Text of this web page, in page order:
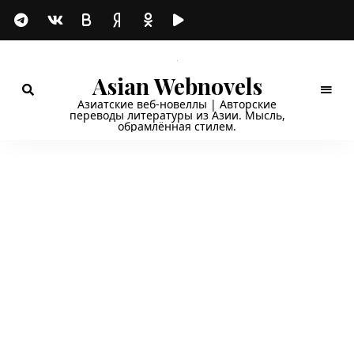
Asian Webnovels
Азиатские веб-новеллы | Авторские
переводы литературы из Азии. Мысль,
обрамлённая стилем.